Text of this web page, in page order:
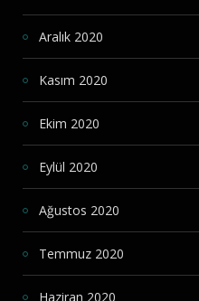
Aralık 2020
Kasım 2020
Ekim 2020
Eylül 2020
Ağustos 2020
Temmuz 2020
Haziran 2020